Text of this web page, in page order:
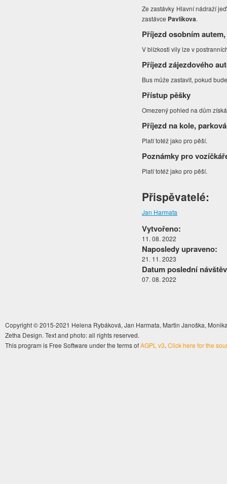
Ze zastávky Hlavní nádraží
zastávce Pavlíkova.
Příjezd osobním
V blízkosti vily lze v
Příjezd zájezdového
Bus může zastavit, pokud
Přístup pěšky
Omezený pohled na dům
Příjezd na kole,
Platí totéž jako pro pěší.
Poznámky pro
Platí totéž jako pro pěší.
Přispěvatelé:
Jan Harmata
Vytvořeno:
11. 08. 2022
Naposledy upraveno:
21. 11. 2023
Datum poslední
07. 08. 2022
Copyright © 2015-2021 Helena Rybáková, Jan Harmata, Martin Janoška,
Zetha Design. Text and photo: all rights reserved.
This program is Free Software under the terms ofAGPL v3. Click here for the